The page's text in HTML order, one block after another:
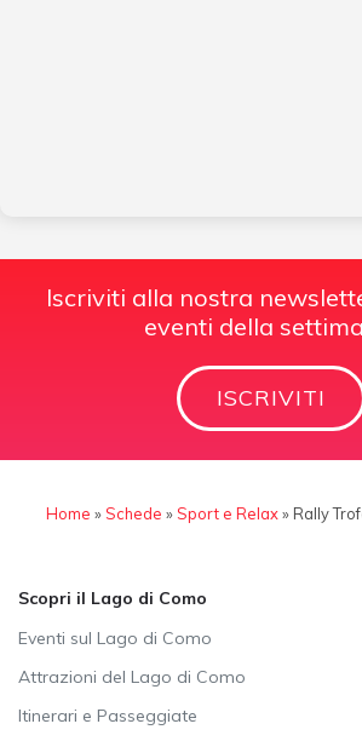
Iscriviti alla nostra
eventi della
ISCRIVITI
Home »Schede »Sport e Relax» Rally
Scopri il Lago di Como
Eventi sul Lago di Como
Attrazioni del Lago di Como
Itinerari e Passeggiate